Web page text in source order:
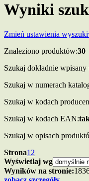
Wyniki
Zmień ustawienia
Znaleziono produktów:30
Szukaj dokładnie wpisany
Szukaj w numerach
Szukaj w kodach
Szukaj w kodach EAN:
Szukaj w opisach
Strona1 2
Wyświetlaj wg
Wyników na stronie:18